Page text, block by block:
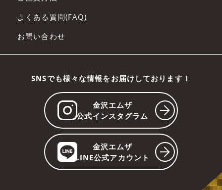
よくある質問(FAQ)
お問い合わせ
SNSでも様々な情報をお届けしております！
金沢エムザ
公式インスタグラム
金沢エムザ
LINE公式アカウント